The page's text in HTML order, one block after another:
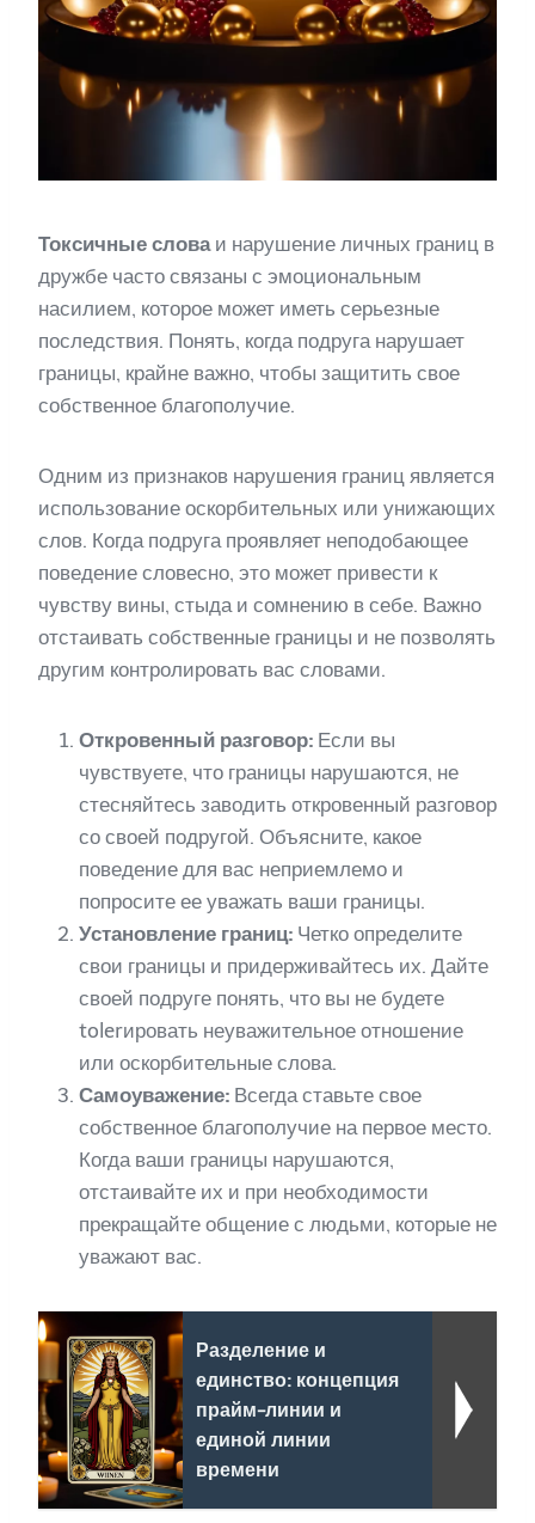
Токсичные словаи нарушение личных границ в
дружбе часто связаны с эмоциональным
насилием, которое может иметь серьезные
последствия. Понять, когда подруга нарушает
границы, крайне важно, чтобы защитить свое
собственное благополучие.
Одним из признаков нарушения границ является
использование оскорбительных или унижающих
слов. Когда подруга проявляет неподобающее
поведение словесно, это может привести к
чувству вины, стыда и сомнению в себе. Важно
отстаивать собственные границы и не позволять
другим контролировать вас словами.
Откровенный разговор: Если вы
чувствуете, что границы нарушаются, не
стесняйтесь заводить откровенный разговор
со своей подругой. Объясните, какое
поведение для вас неприемлемо и
попросите ее уважать ваши границы.
Установление границ: Четко определите
свои границы и придерживайтесь их. Дайте
своей подруге понять, что вы не будете
tolerировать неуважительное отношение
или оскорбительные слова.
Самоуважение: Всегда ставьте свое
собственное благополучие на первое место.
Когда ваши границы нарушаются,
отстаивайте их и при необходимости
прекращайте общение с людьми, которые не
уважают вас.
Разделение и
единство: концепция
прайм-линии и
единой линии
времени